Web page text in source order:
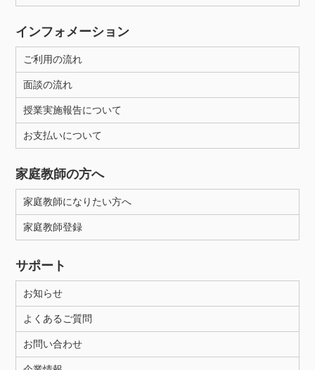
インフォメーション
ご利用の流れ
面談の流れ
授業実施報告について
お支払いについて
家庭教師の方へ
家庭教師になりたい方へ
家庭教師登録
サポート
お知らせ
よくあるご質問
お問い合わせ